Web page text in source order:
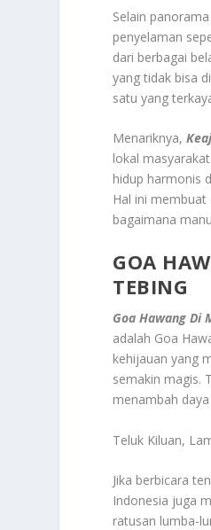
Selain
penyelaman
dari berbagai
yang tidak bisa
satu yang
Menariknya,
lokal
hidup harmonis
Hal ini
bagaimana
GOA
TEBING
Goa Hawang Di
adalah Goa
kehijauan yang
semakin magis.
menambah
Teluk Kiluan,
Jika berbicara
Indonesia juga
ratusan lumba-